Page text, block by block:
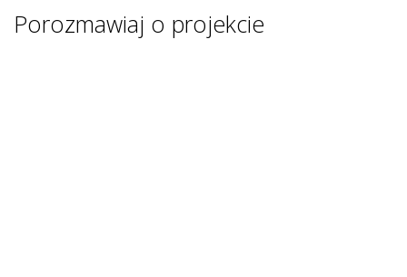
Porozmawiaj o projekcie